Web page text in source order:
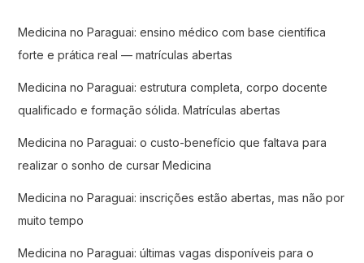
Medicina no Paraguai: ensino médico com base científica
forte e prática real — matrículas abertas
Medicina no Paraguai: estrutura completa, corpo docente
qualificado e formação sólida. Matrículas abertas
Medicina no Paraguai: o custo-benefício que faltava para
realizar o sonho de cursar Medicina
Medicina no Paraguai: inscrições estão abertas, mas não por
muito tempo
Medicina no Paraguai: últimas vagas disponíveis para o